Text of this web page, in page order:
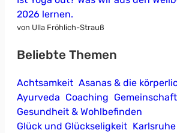
2026 lernen.
von Ulla Fröhlich-Strauß
Beliebte Themen
Achtsamkeit Asanas & die
Ayurveda Coaching Gemeinschaft
Gesundheit & Wohlbefinden
Glück und Glückseligkeit Karlsruhe